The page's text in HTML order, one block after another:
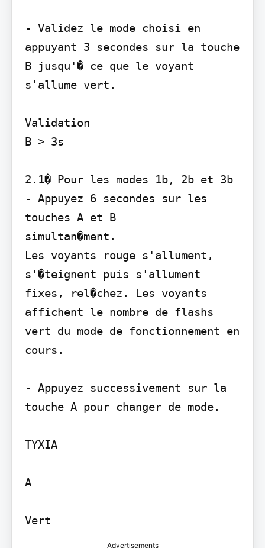
- Validez le mode choisi en
appuyant 3 secondes sur la touche
B jusqu'� ce que le voyant
s'allume vert.
Validation
B > 3s
2.1� Pour les modes 1b, 2b et 3b
- Appuyez 6 secondes sur les
touches A et B
simultan�ment.
Les voyants rouge s'allument,
s'�teignent puis s'allument
fixes, rel�chez. Les voyants
affichent le nombre de flashs
vert du mode de fonctionnement en
cours.
- Appuyez successivement sur la
touche A pour changer de mode.
TYXIA
A
Advertisements